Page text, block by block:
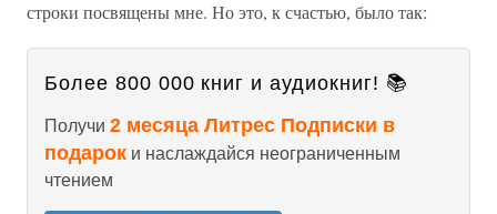
строки посвящены мне. Но это, к счастью, было так:
Более 800 000 книг и аудиокниг! 📚
Получи 2 месяца Литрес Подписки в
подарок и наслаждайся неограниченным
чтением